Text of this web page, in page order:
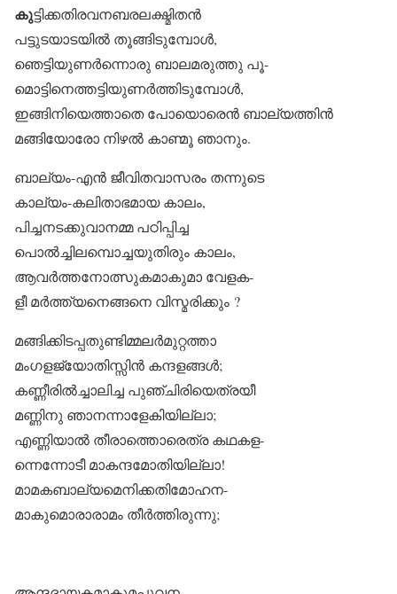
കുട്ടിക്കതിരവനബരലക്ഷ്മിതൻ
പട്ടുടയാടയിൽ തൂങ്ങിടുമ്പോൾ,
ഞെട്ടിയുണർന്നൊരു ബാലമരുത്തു പൂ-
മൊട്ടിനെത്തട്ടിയുണർത്തിടുമ്പോൾ,
ഇങ്ങിനിയെത്താതെ പോയൊരെൻ ബാല്യത്തിൻ
മങ്ങിയോരോ നിഴൽ കാണ്മൂ ഞാനും.
ബാല്യം-എൻ ജീവിതവാസരം തന്നുടെ
കാല്യം-കലിതാഭമായ കാലം,
പിച്ചനടക്കുവാനമ്മ പഠിപ്പിച്ച
പൊൽച്ചിലമ്പൊച്ചയുതിരും കാലം,
ആവർത്തനോത്സുകമാകുമാ വേളക-
ളീ മർത്ത്യനെങ്ങനെ വിസ്മരിക്കും ?
മങ്ങിക്കിടപ്പതുണ്ടിമ്മലർമുറ്റത്താ
മംഗളജ്യോതിസ്സിൻ കന്ദളങ്ങൾ;
കണ്ണീരിൽച്ചാലിച്ച പുഞ്ചിരിയെത്രയീ
മണ്ണിനു ഞാനന്നാളേകിയില്ലാ;
എണ്ണിയാൽ തീരാത്തൊരെത്ര കഥകള-
ന്നെന്നോടീ മാകന്ദമോതിയില്ലാ!
മാമകബാല്യമെനിക്കതിമോഹന-
മാകുമൊരാരാമം തീർത്തിരുന്നു;